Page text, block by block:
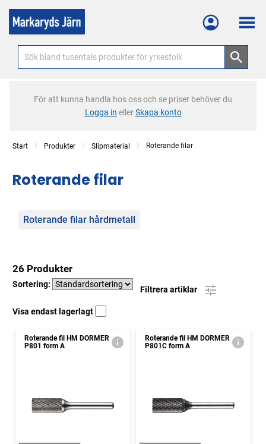
Meny
För att kunna handla hos oss och se priser behöver du
Logga in ellerSkapa konto
Start Produkter Slipmaterial Roterande filar
Roterande filar
Kategorier
Roterande filar hårdmetall
26 Produkter
Sortering:
Filtrera artiklar
Visa endast lagerlagt
Roterande fil HM DORMER
P801 form A
Roterande fil HM DORMER
P801C form A